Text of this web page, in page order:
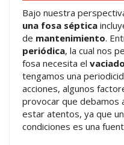
Bajo nuestra
una fosa séptica
de mantenimiento.
periódica, la cual nos
fosa necesita el vaciado
tengamos una
acciones, algunos
provocar que debamos
estar atentos, ya que
condiciones es una